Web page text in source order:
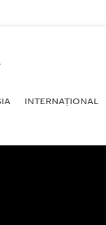
INTERNAŢIONAL